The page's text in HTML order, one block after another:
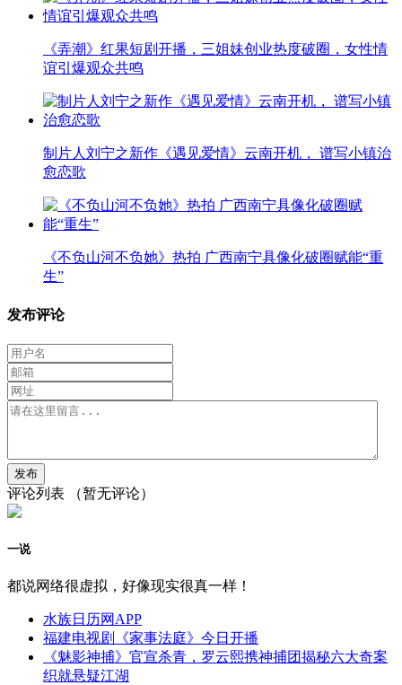
《弄潮》红果短剧开播，三姐妹创业热度破圈，女性情
谊引爆观众共鸣
制片人刘宁之新作《遇见爱情》云南开机， 谱写小镇治
愈恋歌
《不负山河不负她》热拍 广西南宁具像化破圈赋能“重
生”
发布评论
评论列表 （暂无评论）
一说
都说网络很虚拟，好像现实很真一样！
水族日历网APP
福建电视剧《家事法庭》今日开播
《魅影神捕》官宣杀青，罗云熙携神捕团揭秘六大奇案
织就悬疑江湖